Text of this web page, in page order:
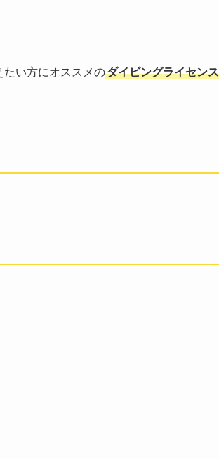
たい方にオススメのダイビングライセン